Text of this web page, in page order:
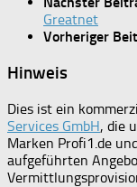
Greatnet
Vorheriger
Hinweis
Dies ist ein
Services GmbH, die
Marken Profi1.de
aufgeführten